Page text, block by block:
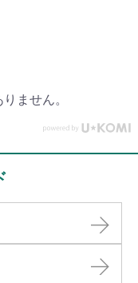
ません。